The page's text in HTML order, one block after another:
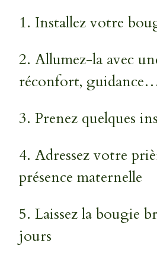
1. Installez votre
2. Allumez-la avec
réconfort,
3. Prenez quelques
4. Adressez votre
présence maternelle
5. Laissez la bougie
jours